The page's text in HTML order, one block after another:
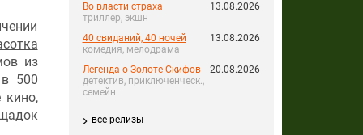
Во власти страха
триллер, экшн
13.08.2026
40 свиданий, 40 ночей
комедия, мелодрама
13.08.2026
Легенда о Золоте Скифов
детектив, приключенческ.,
семейн.
20.08.2026
все релизы
из
500